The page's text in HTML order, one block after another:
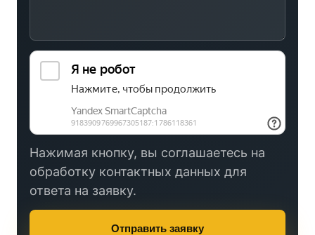
Нажимая кнопку, вы соглашаетесь на
обработку контактных данных для
ответа на заявку.
Отправить заявку